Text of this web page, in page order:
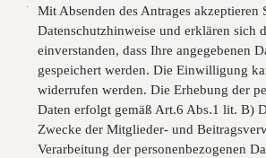
Mit Absenden des Antrages akzeptieren
Datenschutzhinweise und erklären sich
einverstanden, dass Ihre angegebenen
gespeichert werden. Die Einwilligung
widerrufen werden. Die Erhebung der
Daten erfolgt gemäß Art.6 Abs.1 lit. B)
Zwecke der Mitglieder- und
Verarbeitung der personenbezogenen